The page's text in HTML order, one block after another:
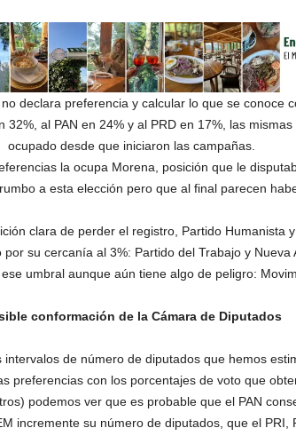
declara preferencia y calcular lo que se conoce
32%, al PAN en 24% y al PRD en 17%, las
ocupado desde que iniciaron las campañas.
la ocupa Morena, posición que le
a esta elección pero que al final parecen
clara de perder el registro, Partido Humanista
su cercanía al 3%: Partido del Trabajo y Nueva
umbral aunque aún tiene algo de peligro:
conformación de la Cámara de Diputados
intervalos de número de diputados que hemos
preferencias con los porcentajes de voto que
podemos ver que es probable que el PAN
incremente su número de diputados, que el PRI,